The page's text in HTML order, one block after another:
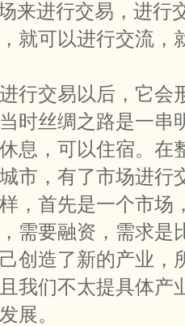
来进行交易，进行
就可以进行交流，
行交易以后，它会
时丝绸之路是一串
息，可以住宿。在
市，有了市场进行
，首先是一个市场
需要融资，需求是
创造了新的产业，
我们不太提具体产
展。